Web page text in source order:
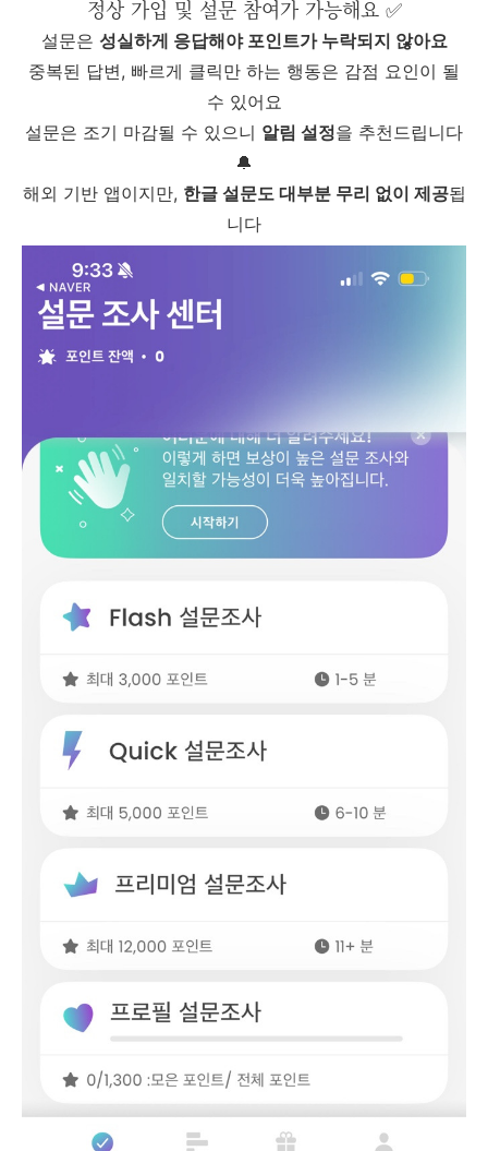
정상 가입 및 설문 참여가 가능해요 ✅
설문은 성실하게 응답해야 포인트가 누락되지 않아요
중복된 답변, 빠르게 클릭만 하는 행동은 감점 요인이 될
수 있어요
설문은 조기 마감될 수 있으니 알림 설정을 추천드립니다
🔔
해외 기반 앱이지만, 한글 설문도 대부분 무리 없이 제공됩
니다